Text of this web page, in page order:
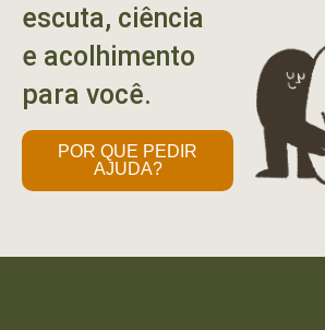
escuta, ciência
e acolhimento
para você.
POR QUE PEDIR
AJUDA?